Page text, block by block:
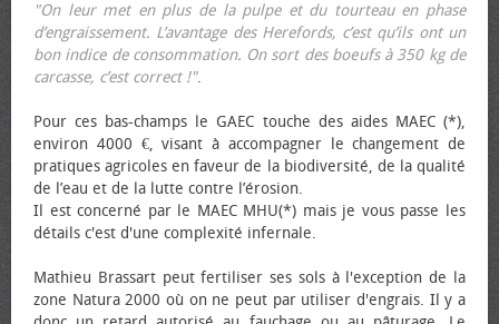
"On leur met en plus de la pulpe et du tourteau en phase
d’engraissement. L’avantage des Herefords, c’est qu’ils ont un
bon indice de consommation. On sort des bœufs à 350 kg de
carcasse, c’est correct !".
Pour ces bas-champs le GAEC touche des aides MAEC (*),
environ 4000 €, visant à accompagner le changement de
pratiques agricoles en faveur de la biodiversité, de la qualité
de l’eau et de la lutte contre l’érosion.
Il est concerné par le MAEC MHU(*) mais je vous passe les
détails c'est d'une complexité infernale.
Mathieu Brassart peut fertiliser ses sols à l'exception de la
zone Natura 2000 où on ne peut par utiliser d'engrais. Il y a